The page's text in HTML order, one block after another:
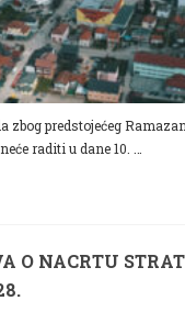
zbog predstojećeg
raditi u dane 10. …
O NACRTU